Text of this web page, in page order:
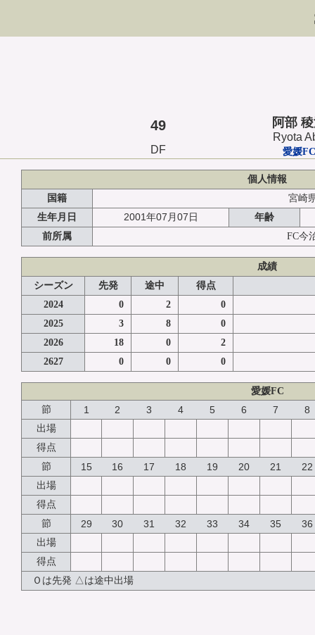
49 阿部
Ryota
DF
愛媛FC
個人情報
国籍
宮崎
生年月日
2001年07月07日
年齢
前所属
FC今
成績
シーズン
先発 途中
得点
2024
0 2
0
2025
3 8
0
2026
18 0
2
2627
0 0 0
愛媛FC
節
1 2 3 4 5 6 7 8
出場
得点
節
15 16 17 18 19 20 21 22
出場
得点
節
29 30 31 32 33 34 35 36
出場
得点
Ｏは先発 △は途中出場